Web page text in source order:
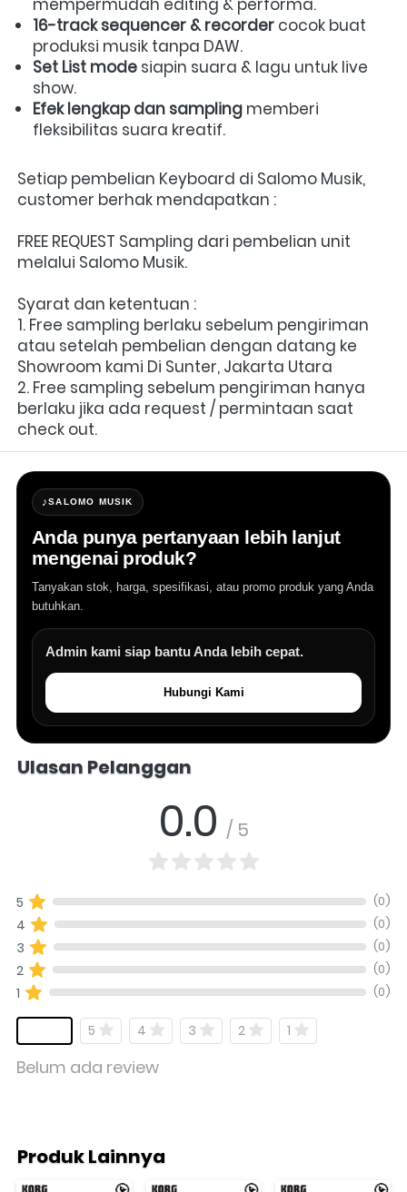
mempermudah editing & performa.
16-track sequencer & recorder cocok buat
produksi musik tanpa DAW.
Set List mode siapin suara & lagu untuk live
show.
Efek lengkap dan sampling memberi
fleksibilitas suara kreatif.
Setiap pembelian Keyboard di Salomo Musik,
customer berhak mendapatkan :
FREE REQUEST Sampling dari pembelian unit
melalui Salomo Musik.
Syarat dan ketentuan :
1. Free sampling berlaku sebelum pengiriman
atau setelah pembelian dengan datang ke
Showroom kami Di Sunter, Jakarta Utara
2. Free sampling sebelum pengiriman hanya
berlaku jika ada request / permintaan saat
check out.
♪SALOMO MUSIK
Anda punya pertanyaan lebih lanjut
mengenai produk?
Tanyakan stok, harga, spesifikasi, atau promo produk yang Anda
butuhkan.
Admin kami siap bantu Anda lebih cepat.
Hubungi Kami
Ulasan Pelanggan
0.0 / 5
5 (0)
4 (0)
3 (0)
2 (0)
1 (0)
5 4 3 2 1
Belum ada review
Produk Lainnya